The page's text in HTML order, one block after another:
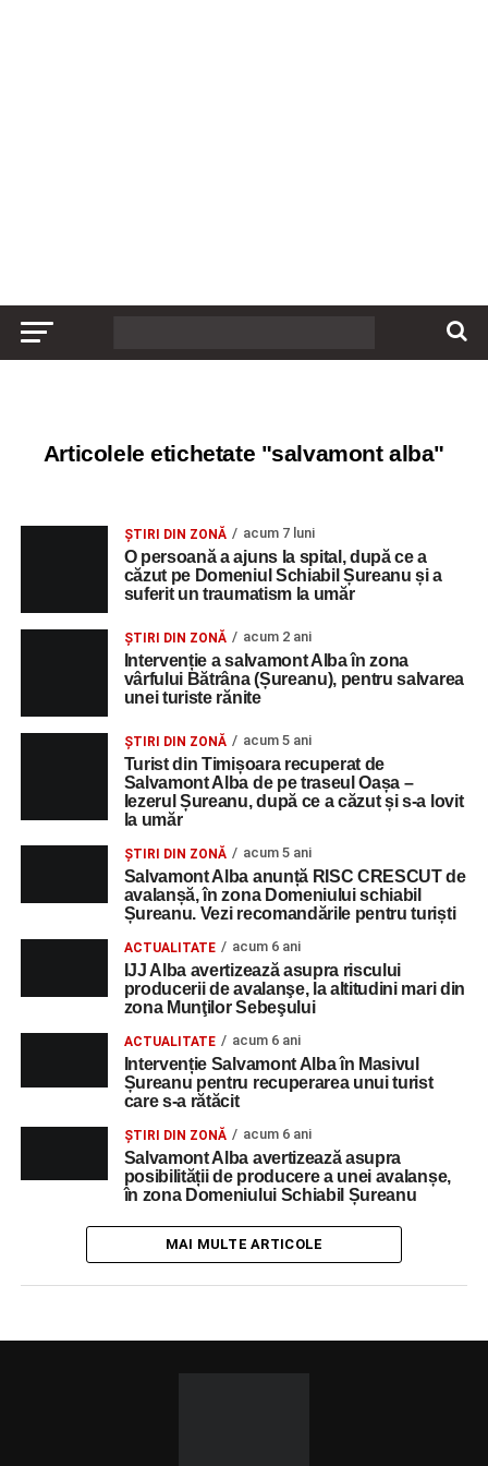
Articolele etichetate "salvamont alba"
ȘTIRI DIN ZONĂ acum 7 luni
O persoană a ajuns la spital, după ce a
căzut pe Domeniul Schiabil Șureanu și a
suferit un traumatism la umăr
ȘTIRI DIN ZONĂ acum 2 ani
Intervenție a salvamont Alba în zona
vârfului Bătrâna (Șureanu), pentru salvarea
unei turiste rănite
ȘTIRI DIN ZONĂ acum 5 ani
Turist din Timișoara recuperat de
Salvamont Alba de pe traseul Oașa –
Iezerul Șureanu, după ce a căzut și s-a lovit
la umăr
ȘTIRI DIN ZONĂ acum 5 ani
Salvamont Alba anunță RISC CRESCUT de
avalanșă, în zona Domeniului schiabil
Șureanu. Vezi recomandările pentru turiști
ACTUALITATE acum 6 ani
IJJ Alba avertizează asupra riscului
producerii de avalanşe, la altitudini mari din
zona Munţilor Sebeşului
ACTUALITATE acum 6 ani
Intervenție Salvamont Alba în Masivul
Șureanu pentru recuperarea unui turist
care s-a rătăcit
ȘTIRI DIN ZONĂ acum 6 ani
Salvamont Alba avertizează asupra
posibilității de producere a unei avalanșe,
în zona Domeniului Schiabil Șureanu
MAI MULTE ARTICOLE